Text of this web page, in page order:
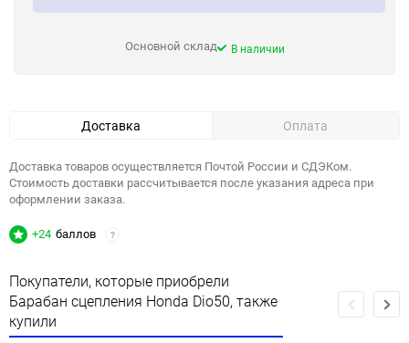
Основной склад В наличии
Доставка Оплата
Доставка товаров осуществляется Почтой России и СДЭКом.
Стоимость доставки рассчитывается после указания адреса при
оформлении заказа.
+24 баллов ?
Покупатели, которые приобрели
Барабан сцепления Honda Dio50, также
купили